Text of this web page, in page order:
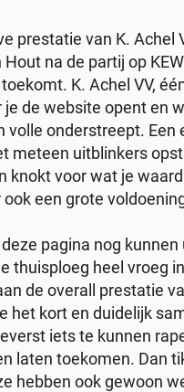
prestatie van K. Achel
na de partij op
K. Achel VV,
je de website opent en
volle onderstreept.
meteen uitblinkers
knokt voor wat je
een grote
pagina nog
thuisploeg heel vroeg
de overall prestatie
het kort en duidelijk
iets te kunnen
laten toekomen. Dan
hebben ook gewoon